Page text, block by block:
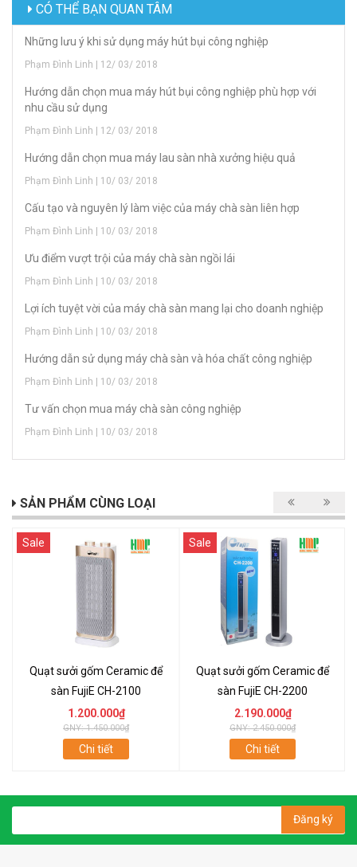
CÓ THỂ BẠN QUAN TÂM
Những lưu ý khi sử dụng máy hút bụi công nghiệp
Phạm Đình Linh | 12/ 03/ 2018
Hướng dẫn chọn mua máy hút bụi công nghiệp phù hợp với
nhu cầu sử dụng
Phạm Đình Linh | 12/ 03/ 2018
Hướng dẫn chọn mua máy lau sàn nhà xưởng hiệu quả
Phạm Đình Linh | 10/ 03/ 2018
Cấu tạo và nguyên lý làm việc của máy chà sàn liên hợp
Phạm Đình Linh | 10/ 03/ 2018
Ưu điểm vượt trội của máy chà sàn ngồi lái
Phạm Đình Linh | 10/ 03/ 2018
Lợi ích tuyệt vời của máy chà sàn mang lại cho doanh nghiệp
Phạm Đình Linh | 10/ 03/ 2018
Hướng dẫn sử dụng máy chà sàn và hóa chất công nghiệp
Phạm Đình Linh | 10/ 03/ 2018
Tư vấn chọn mua máy chà sàn công nghiệp
Phạm Đình Linh | 10/ 03/ 2018
SẢN PHẨM CÙNG LOẠI
Sale
Quạt sưởi gốm Ceramic để
sàn FujiE CH-2100
1.200.000₫
GNY: 1.450.000₫
Chi tiết
Sale
Quạt sưởi gốm Ceramic để
sàn FujiE CH-2200
2.190.000₫
GNY: 2.450.000₫
Chi tiết
Đăng ký